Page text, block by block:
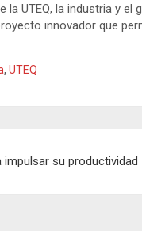
UTEQ, la industria y
innovador que
, UTEQ
impulsar su productividad